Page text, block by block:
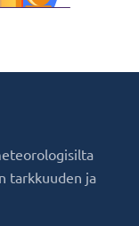
tarkkuuden ja